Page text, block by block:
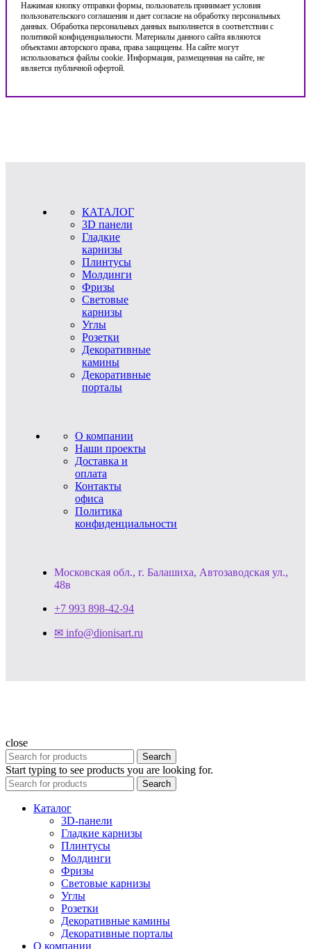
Нажимая кнопку отправки формы, пользователь принимает условия
пользовательского соглашения и дает согласие на обработку персональных
данных. Обработка персональных данных выполняется в соответствии с
политикой конфиденциальности. Материалы данного сайта являются
объектами авторского права, права защищены. На сайте могут
использоваться файлы cookie. Информация, размещенная на сайте, не
является публичной офертой.
КАТАЛОГ
3D панели
Гладкие
карнизы
Плинтусы
Молдинги
Фризы
Световые
карнизы
Углы
Розетки
Декоративные
камины
Декоративные
порталы
О компании
Наши проекты
Доставка и
оплата
Контакты
офиса
Политика
конфиденциальности
Московская обл., г. Балашиха, Автозаводская ул.,
48в
+7 993 898-42-94
✉ info@dionisart.ru
close
Search
Start typing to see products you are looking for.
Search
Каталог
3D-панели
Гладкие карнизы
Плинтусы
Молдинги
Фризы
Световые карнизы
Углы
Розетки
Декоративные камины
Декоративные порталы
О компании